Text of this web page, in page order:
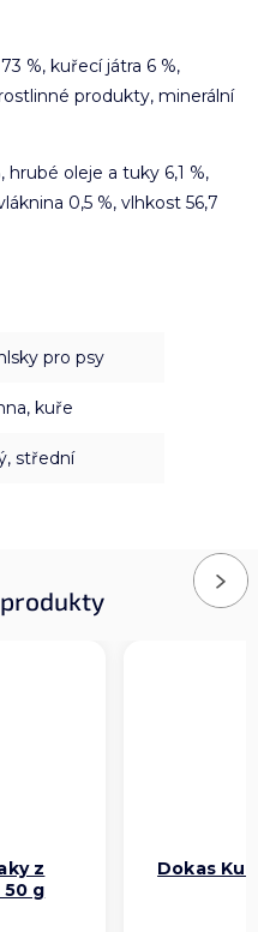
%, kuřecí játra 6 %,
produkty, minerální
hrubé oleje a tuky 6,1 %,
0,5 %, vlhkost 56,7
pro psy
kuře
střední
z
50 g
Dokas
Next